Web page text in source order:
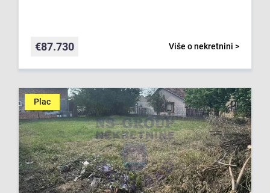
Više o nekretnini >
€87.730
Plac